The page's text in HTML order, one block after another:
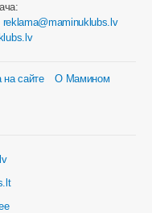
reklama@maminuklubs.lv
на сайте
О Мамином